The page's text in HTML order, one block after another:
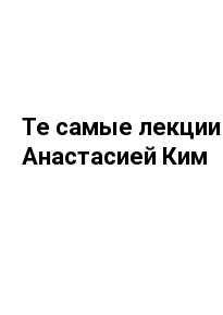
Те самые лекции
Анастасией Ким